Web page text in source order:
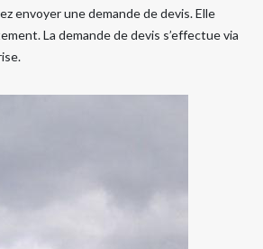
envoyer une demande de devis. Elle
La demande de devis s’effectue via